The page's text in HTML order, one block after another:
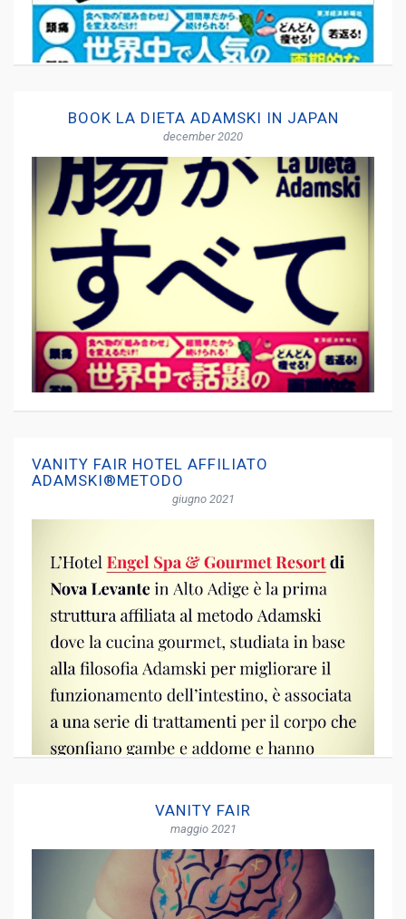
BOOK LA DIETA ADAMSKI IN JAPAN
december 2020
VANITY FAIR HOTEL AFFILIATO
ADAMSKI®METODO
giugno 2021
VANITY FAIR
maggio 2021